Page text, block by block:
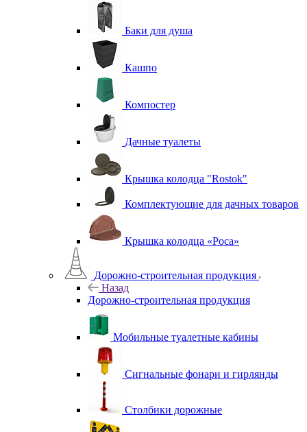
Баки для душа
Кашпо
Компостер
Дачные туалеты
Крышка колодца "Rostok"
Комплектующие для дачных товаров
Крышка колодца «Роса»
Дорожно-строительная продукция
Назад
Дорожно-строительная продукция
Мобильные туалетные кабины
Сигнальные фонари и гирлянды
Столбики дорожные